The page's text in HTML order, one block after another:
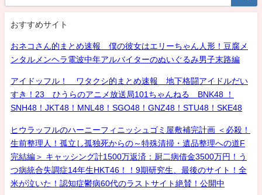
おすすめサイト
おネコさん的まとめ速報 僕の彼女はエリーちゃん人形！豆腐メ
ンタルメンヘラ電波中年アルバイターのぬいぐるみ男子末路編
アイドッフル！ ワタクシ的まとめ速報 地下格闘アイドルだい
すき！23 ひうらのアニメ放送局101ちゃんねる BNK48 ！
SNH48！JKT48！MNL48！SGO48！GNZ48！STU48！SKE48
ヒウラッフルのハーニーフィニッシュゴミ屋敷補完計画 ＜必殺！
生前整理人！孤立し孤独死からの～特殊清掃・遺品整理への道F
完結編＞ キャッシング計1500万返済：厨二病借金3500万円！う
つ病統合失調症14年生HKT46！！9期研究生、最後のサイト！全
米が泣いた！認知症鬱病60代のラストサイト絶賛！公開中